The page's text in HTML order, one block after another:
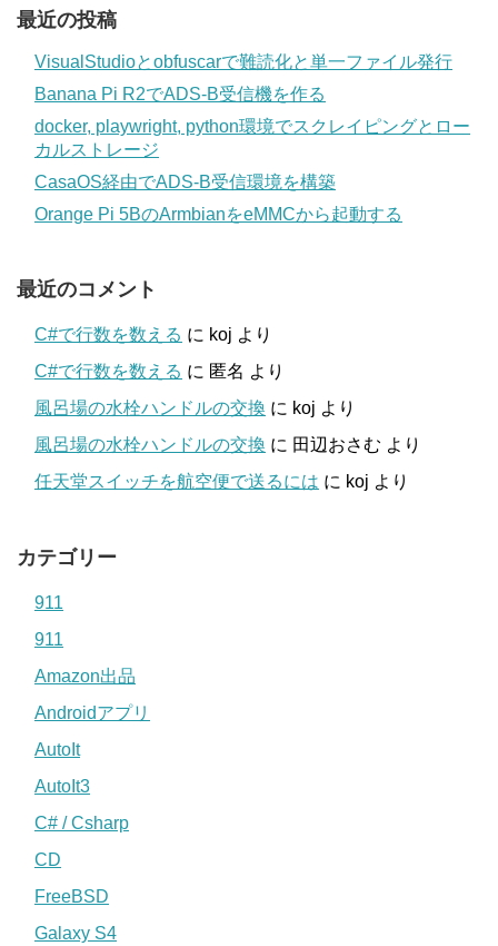
最近の投稿
VisualStudioとobfuscarで難読化と単一ファイル発行
Banana Pi R2でADS-B受信機を作る
docker, playwright, python環境でスクレイピングとロー
カルストレージ
CasaOS経由でADS-B受信環境を構築
Orange Pi 5BのArmbianをeMMCから起動する
最近のコメント
C#で行数を数える に koj より
C#で行数を数える に 匿名 より
風呂場の水栓ハンドルの交換 に koj より
風呂場の水栓ハンドルの交換 に 田辺おさむ より
任天堂スイッチを航空便で送るには に koj より
カテゴリー
911
911
Amazon出品
Androidアプリ
AutoIt
AutoIt3
C# / Csharp
CD
FreeBSD
Galaxy S4